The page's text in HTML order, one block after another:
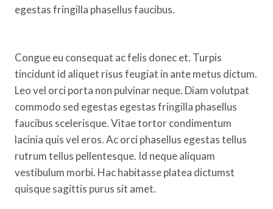
egestas fringilla phasellus faucibus.
Congue eu consequat ac felis donec et. Turpis
tincidunt id aliquet risus feugiat in ante metus dictum.
Leo vel orci porta non pulvinar neque. Diam volutpat
commodo sed egestas egestas fringilla phasellus
faucibus scelerisque. Vitae tortor condimentum
lacinia quis vel eros. Ac orci phasellus egestas tellus
rutrum tellus pellentesque. Id neque aliquam
vestibulum morbi. Hac habitasse platea dictumst
quisque sagittis purus sit amet.